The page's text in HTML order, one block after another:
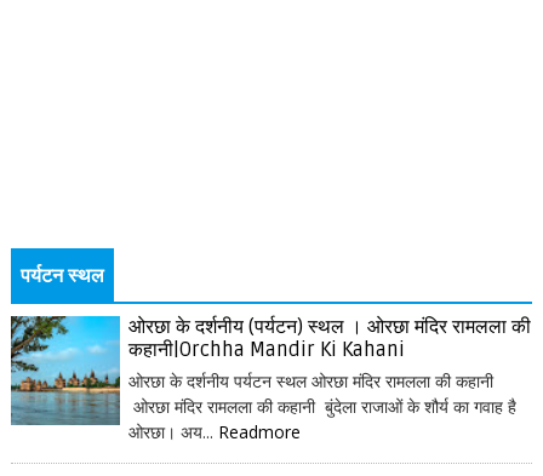
पर्यटन स्थल
ओरछा के दर्शनीय (पर्यटन) स्थल । ओरछा मंदिर रामलला की
कहानी|Orchha Mandir Ki Kahani
ओरछा के दर्शनीय पर्यटन स्थल ओरछा मंदिर रामलला की कहानी
ओरछा मंदिर रामलला की कहानी बुंदेला राजाओं के शौर्य का गवाह है
ओरछा। अय... Readmore